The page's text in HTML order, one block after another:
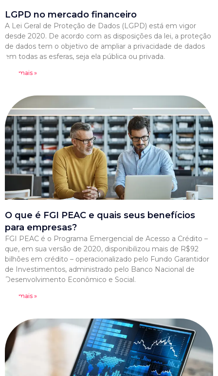
LGPD no mercado financeiro
A Lei Geral de Proteção de Dados (LGPD) está em vigor
desde 2020. De acordo com as disposições da lei, a proteção
de dados tem o objetivo de ampliar a privacidade de dados
em todas as esferas, seja ela pública ou privada.
Leia mais »
O que é FGI PEAC e quais seus benefícios
para empresas?
FGI PEAC é o Programa Emergencial de Acesso a Crédito –
que, em sua versão de 2020, disponibilizou mais de R$92
bilhões em crédito – operacionalizado pelo Fundo Garantidor
de Investimentos, administrado pelo Banco Nacional de
Desenvolvimento Econômico e Social.
Leia mais »